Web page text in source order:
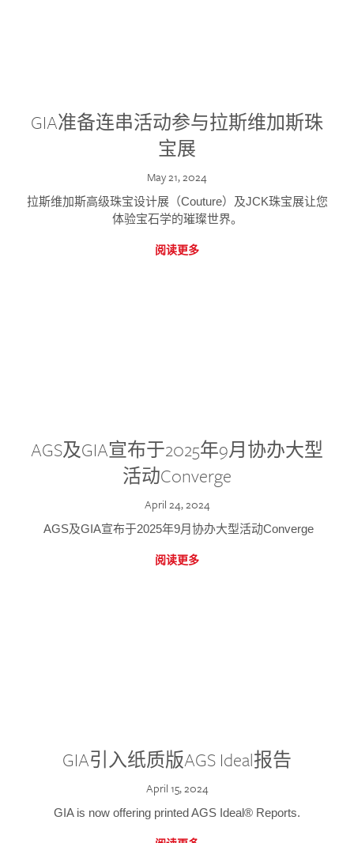
GIA准备连串活动参与拉斯维加斯珠
宝展
May 21, 2024
拉斯维加斯高级珠宝设计展（Couture）及JCK珠宝展让您
体验宝石学的璀璨世界。
阅读更多
AGS及GIA宣布于2025年9月协办大型
活动Converge
April 24, 2024
AGS及GIA宣布于2025年9月协办大型活动Converge
阅读更多
GIA引入纸质版AGS Ideal报告
April 15, 2024
GIA is now offering printed AGS Ideal® Reports.